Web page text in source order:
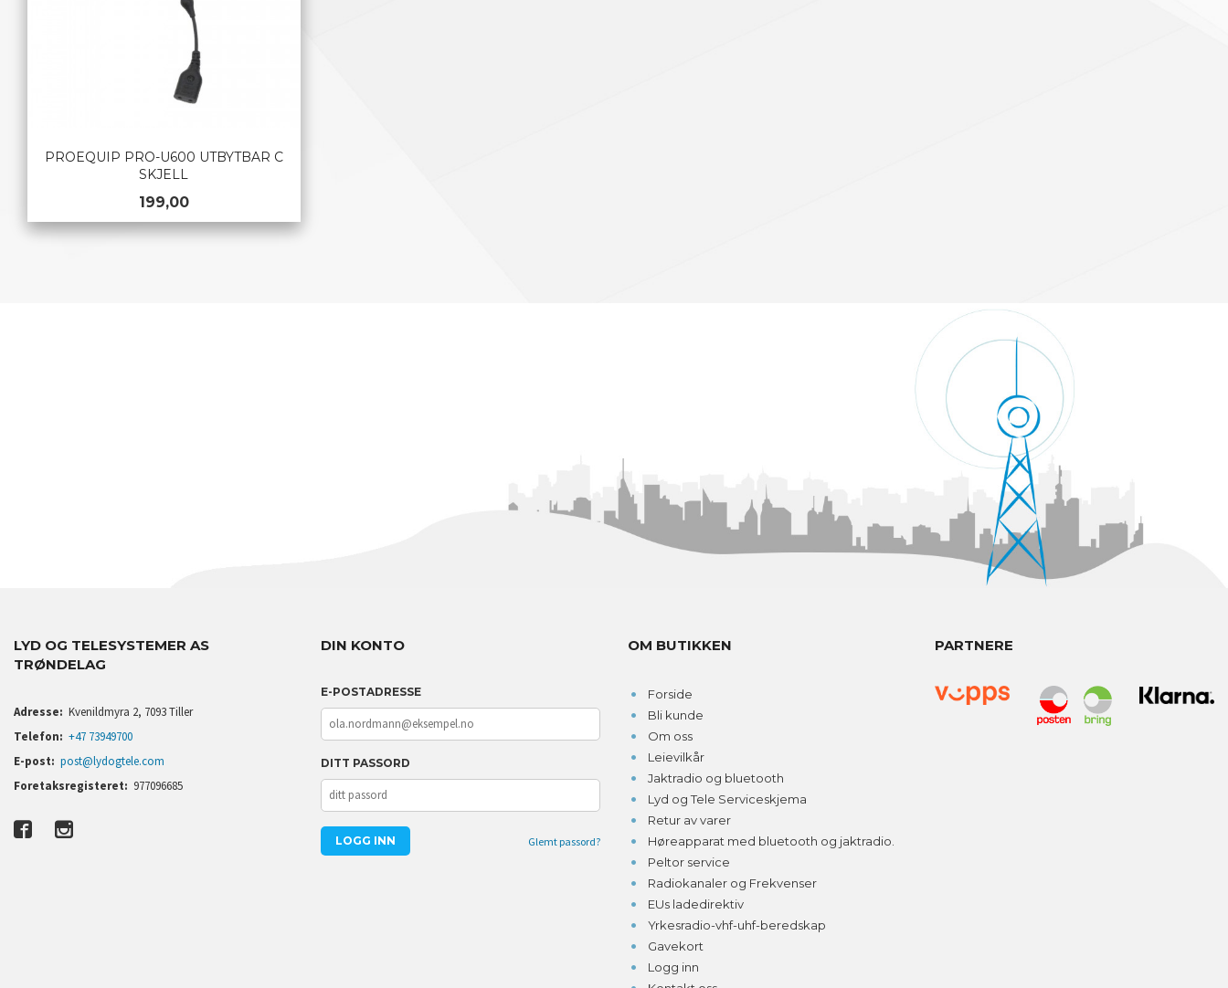
PROEQUIP PRO-U600 UTBYTBAR C
SKJELL
Pris
199,00
LYD OG TELESYSTEMER AS
TRØNDELAG
Adresse: Kvenildmyra 2, 7093 Tiller
Telefon: +47 73949700
E-post: post@lydogtele.com
Foretaksregisteret: 977096685
DIN KONTO
E-POSTADRESSE
DITT PASSORD
Glemt passord?
OM BUTIKKEN
Forside
Bli kunde
Om oss
Leievilkår
Jaktradio og bluetooth
Lyd og Tele Serviceskjema
Retur av varer
Høreapparat med bluetooth og jaktradio.
Peltor service
Radiokanaler og Frekvenser
EUs ladedirektiv
Yrkesradio-vhf-uhf-beredskap
Gavekort
Logg inn
PARTNERE